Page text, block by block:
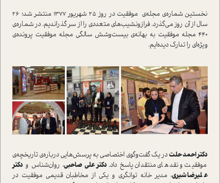
نخستين شماره‌ي مجله‌ي موفقيت در روز 25 شهريور 1377 منتشر شد؛ 26
سال از آن روز مي‌گذرد. فراز‌و‌نشيب‌هاي متعددي را از سر گذرانديم. در شماره‌ي
440 مجله موفقيت به بهانه‌ي بيست‌و‌شش سالگي مجله موفقيت پرونده‌ي
ويژه‌اي را تدارک ديده‌ايم.
دکتر احمد حلتدر يک گفت‌و‌گوي اختصاصي به پرسش‌هايي درباره‌ي تاريخچه‌ي
موفقيت و نقد‌هاي منتقدان پاسخ داد. دکتر علي صاحبي، روان‌شناس و دکتر
عليرضا شيري، مدير خانه توانگري و يکي از مخاطبان قديمي موفقيت در